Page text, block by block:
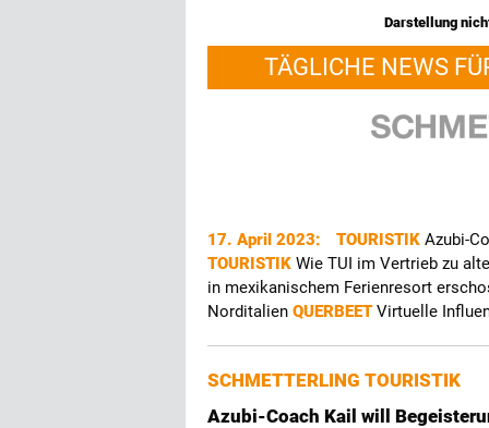
Darstellung
TÄGLICHE NEWS
17. April 2023: TOURISTIK Azubi-
TOURISTIK Wie TUI im Vertrieb zu
in mexikanischem Ferienresort
Norditalien QUERBEETVirtuelle
SCHMETTERLING TOURISTIK
Azubi-Coach Kail will